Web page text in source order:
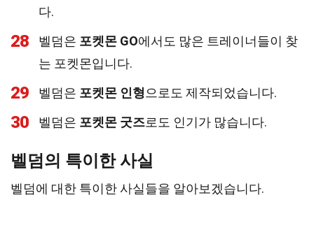
다.
28 벨덤은 포켓몬 GO에서도 많은 트레이너들이 찾
는 포켓몬입니다.
29 벨덤은 포켓몬 인형 으로도 제작되었습니다.
30 벨덤은 포켓몬 굿즈로도 인기가 많습니다.
벨덤의 특이한 사실
벨덤에 대한 특이한 사실들을 알아보겠습니다.